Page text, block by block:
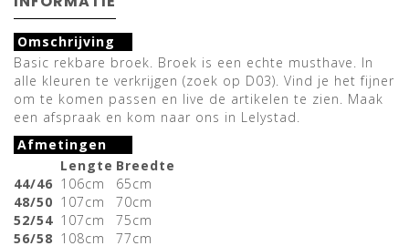
Omschrijving
Basic rekbare broek. Broek is een echte musthave. In
alle kleuren te verkrijgen (zoek op D03). Vind je het fijner
om te komen passen en live de artikelen te zien. Maak
een afspraak en kom naar ons in Lelystad.
Afmetingen
Lengte Breedte
44/46 106cm
65cm
48/50 107cm
70cm
52/54 107cm
75cm
56/58 108cm
77cm